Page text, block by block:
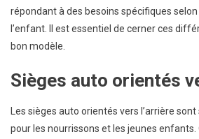
répondant à des besoins spécifiques selon
l’enfant. Il est essentiel de cerner ces
bon modèle.
Sièges auto orientés
Les sièges auto orientés vers l’arrière
pour les nourrissons et les jeunes